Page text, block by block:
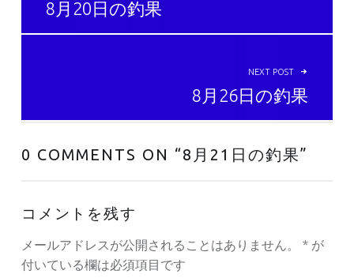
8月20日の釣果
NEXT POST
8月26日の釣果
0 COMMENTS ON “8月21日の釣果”
コメントを残す
メールアドレスが公開されることはありません。 *が
付いている欄は必須項目です